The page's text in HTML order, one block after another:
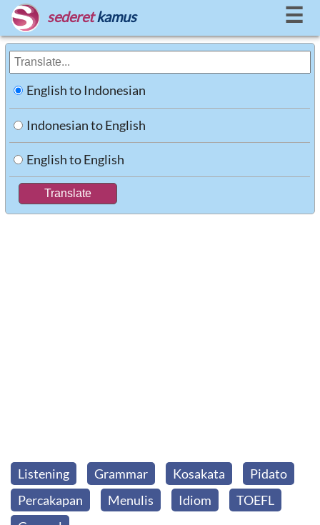
sederet kamus ☰
English to Indonesian
Indonesian to English
English to English
Listening Grammar Kosakata
Pidato
Percakapan
Menulis Idiom
TOEFL